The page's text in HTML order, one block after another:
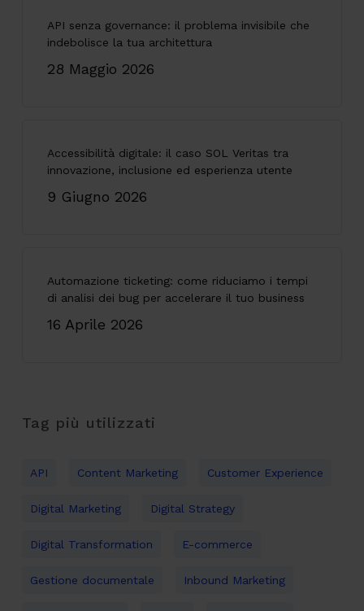
API senza governance: il problema invisibile che
indebolisce la tua architettura
28 Maggio 2026
Accessibilità digitale: il caso SOL Veritas tra
innovazione, inclusione ed esperienza utente
9 Giugno 2026
Automazione ticketing: come riduciamo i tempi
di analisi dei bug per accelerare il tuo business
16 Aprile 2026
Tag più utilizzati
API Content Marketing Customer Experience
Digital Marketing Digital Strategy
Digital Transformation E-commerce
Gestione documentale Inbound Marketing